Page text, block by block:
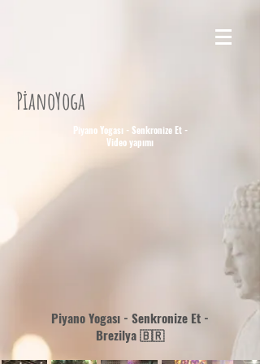
PianoYoga
Piyano Yogası - Senkronize Et -
Video yapımı
Piyano Yogası - Senkronize Et -
Brezilya 🇧🇷